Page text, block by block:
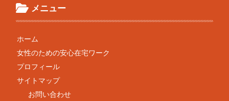
メニュー
ホーム
女性のための安心在宅ワーク
プロフィール
サイトマップ
お問い合わせ